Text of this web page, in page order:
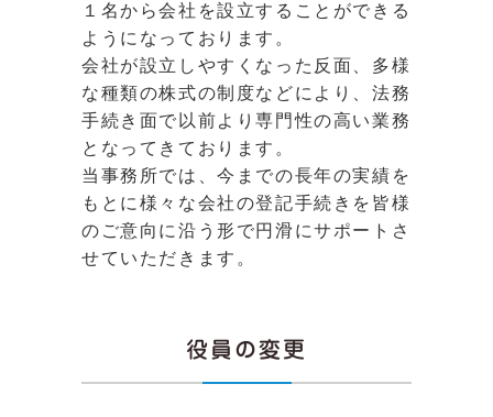
１名から会社を設立することができる
ようになっております。
会社が設立しやすくなった反面、多様
な種類の株式の制度などにより、法務
手続き面で以前より専門性の高い業務
となってきております。
当事務所では、今までの長年の実績を
もとに様々な会社の登記手続きを皆様
のご意向に沿う形で円滑にサポートさ
せていただきます。
役員の変更